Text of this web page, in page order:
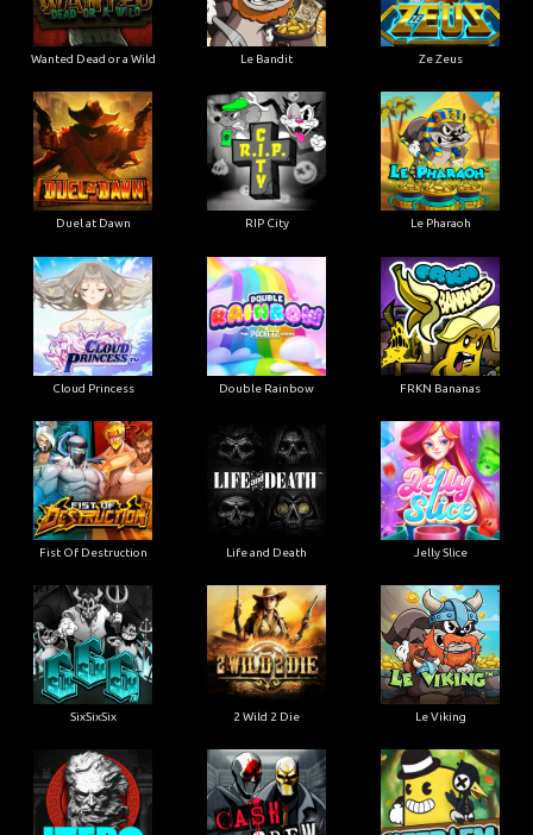
Wanted Dead or a Wild Le Bandit Ze Zeus
Duel at Dawn RIP City Le Pharaoh
Cloud Princess Double Rainbow FRKN Bananas
Fist Of Destruction Life and Death Jelly Slice
SixSixSix 2 Wild 2 Die Le Viking